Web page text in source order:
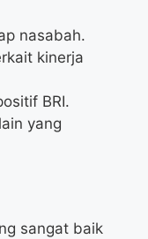
nasabah.
kinerja
BRI.
yang
sangat baik